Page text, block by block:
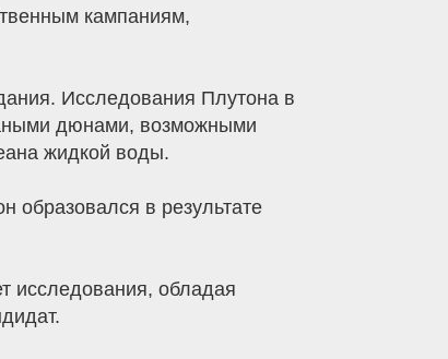
кампаниям,
Исследования Плутона в
дюнами, возможными
жидкой воды.
образовался в результате
исследования, обладая